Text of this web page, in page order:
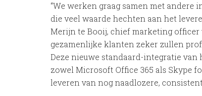
“We werken graag samen met
die veel waarde hechten aan het
Merijn te Booij, chief marketing officer
gezamenlijke klanten zeker zullen
Deze nieuwe standaard-integratie van
zowel Microsoft Office 365 als Skype
leveren van nog naadlozere,